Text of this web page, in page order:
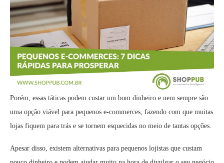
Porém, essas táticas podem custar um bom dinheiro e nem sempre são
uma opção viável para pequenos e-commerces, fazendo com que muitas
lojas fiquem para trás e se tornem esquecidas no meio de tantas opções.
Apesar disso, existem alternativas para pequenos lojistas que custam